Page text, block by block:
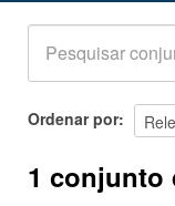
Organizações
Grupos
Sobre
Ordenar por
1 conjunto